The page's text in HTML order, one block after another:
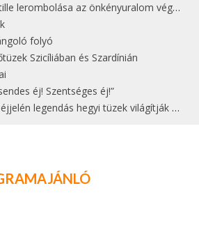
az önkényuralom végét jelentette
folyó
Szicíliában és Szardínián
éj! Szentséges éj!”
legendás hegyi tüzek világítják meg Zugspitzét